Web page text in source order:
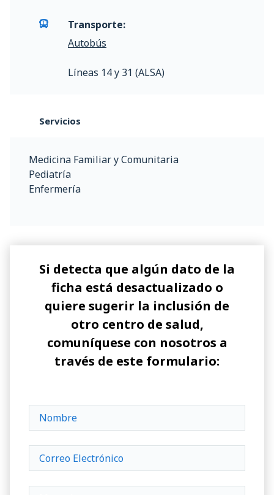
Transporte:
Autobús
Líneas 14 y 31 (ALSA)
Servicios
Medicina Familiar y Comunitaria
Pediatría
Enfermería
Si detecta que algún dato de la
ficha está desactualizado o
quiere sugerir la inclusión de
otro centro de salud,
comuníquese con nosotros a
través de este formulario: